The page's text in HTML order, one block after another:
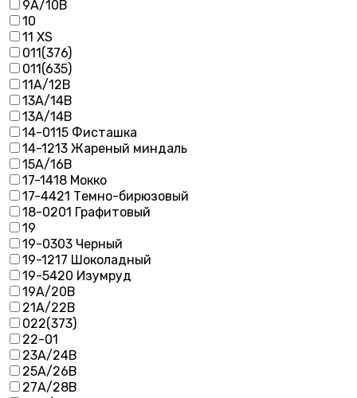
9А/10В
10
11 XS
011(376)
011(635)
11А/12В
13A/14B
13А/14В
14-0115 Фисташка
14-1213 Жареный миндаль
15А/16В
17-1418 Мокко
17-4421 Темно-бирюзовый
18-0201 Графитовый
19
19-0303 Черный
19-1217 Шоколадный
19-5420 Изумруд
19А/20В
21А/22В
022(373)
22-01
23А/24В
25А/26В
27А/28В